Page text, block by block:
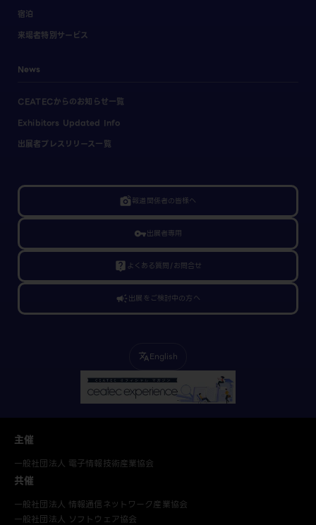
宿泊
来場者特別サービス
News
CEATECからのお知らせ一覧
Exhibitors Updated Info
出展者プレスリリース一覧
linked_camera報道関係者の皆様へ
vpn_key出展者専用
live_help よくある質問/お問合せ
campaign出展をご検討中の方へ
translateEnglish
主催
一般社団法人 電子情報技術産業協会
共催
一般社団法人 情報通信ネットワーク産業協会
一般社団法人 ソフトウェア協会